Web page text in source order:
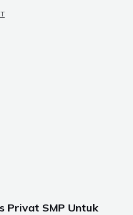
Privat SMP Untuk